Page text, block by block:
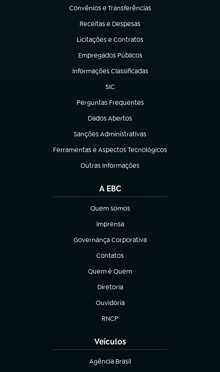
Convênios e Transferências
(abre em nova aba)
Receitas e Despesas
(abre em nova aba)
Licitações e Contratos
(abre em nova aba)
Empregados Públicos
(abre em nova aba)
Informações Classificadas
(abre em nova aba)
SIC
(abre em nova aba)
Perguntas Frequentes
(abre em nova aba)
Dados Abertos
(abre em nova aba)
Sanções Administrativas
(abre em nova aba)
Ferramentas e Aspectos Tecnológicos
(abre em nova aba)
Outras Informações
(abre em nova aba)
A EBC
Quem somos
(abre em nova aba)
Imprensa
(abre em nova aba)
Governança Corporativa
(abre em nova aba)
Contatos
(abre em nova aba)
Quem é Quem
(abre em nova aba)
Diretoria
(abre em nova aba)
Ouvidoria
(abre em nova aba)
RNCP
(abre em nova aba)
Veículos
Agência Brasil
(abre em nova aba)